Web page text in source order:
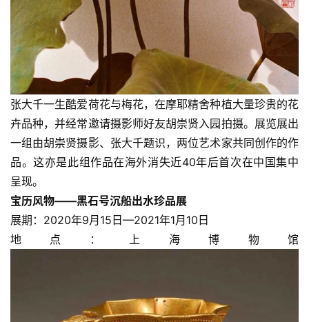
繁
體
字
一
百
例
张大千一生酷爱荷花与梅花，在摩耶精舍种植大量珍贵的花
卉品种，并经常邀请摄影师好友胡崇贤入园拍摄。展览展出
一组由胡崇贤摄影、张大千题识，两位艺术家共同创作的作
品。这亦是此组作品在海外消失近40年后首次在中国集中
呈现。
宝历风物——黑石号沉船出水珍品展
展期：2020年9月15日—2021年1月10日
地点：上海博物馆